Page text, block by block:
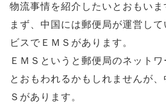
物流事情を紹介したいとおもいま
まず、中国には郵便局が運営し
ビスでＥＭＳがあります。
ＥＭＳというと郵便局のネット
とおもわれるかもしれませんが
Ｓがあります。